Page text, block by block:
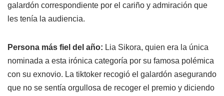
galardón correspondiente por el cariño y admiración que
les tenía la audiencia.
Persona más fiel del año: Lia Sikora, quien era la única
nominada a esta irónica categoría por su famosa polémica
con su exnovio. La tiktoker recogió el galardón asegurando
que no se sentía orgullosa de recoger el premio y diciendo